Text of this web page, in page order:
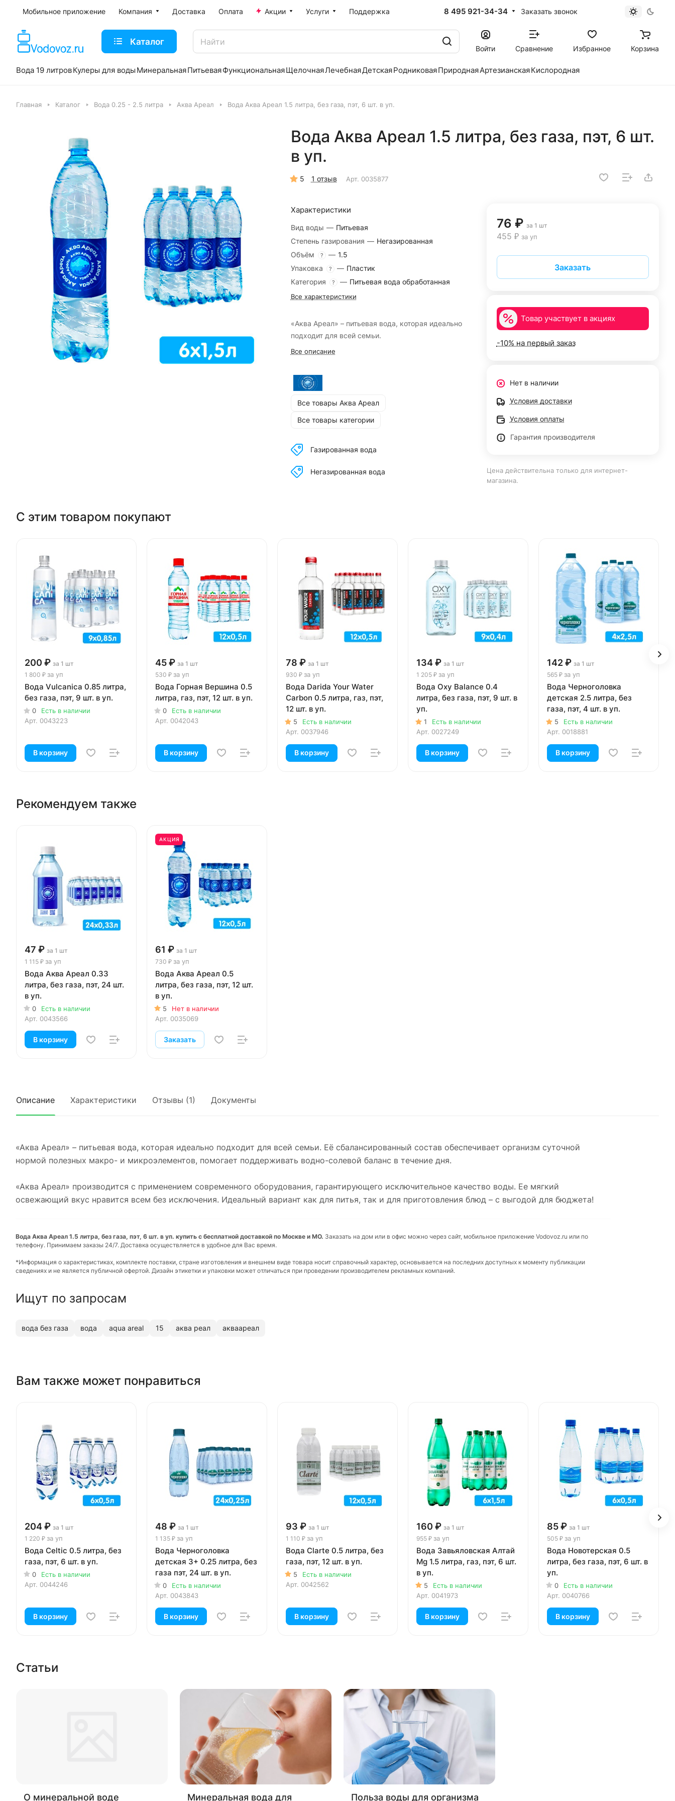
Мобильное приложение Компания Доставка Оплата Акции Услуги Поддержка 8 495 921-34-34 Заказать звонок
Каталог
Войти Сравнение Избранное Корзина
Вода 19 литровКулеры для воды МинеральнаяПитьеваяФункциональнаяЩелочнаяЛечебнаяДетскаяРодниковаяПрироднаяАртезианскаяКислородная
Главная Каталог Вода 0.25 - 2.5 литра Аква Ареал Вода Аква Ареал 1.5 литра, без газа, пэт, 6 шт. в уп.
Вода Аква Ареал 1.5 литра, без газа, пэт, 6 шт.
в уп.
5 1 отзыв Арт. 0035877
Характеристики
Вид воды — Питьевая
Степень газирования — Негазированная
Объём
? — 1.5
Упаковка
? — Пластик
Категория
? — Питьевая вода обработанная
Все характеристики
«Аква Ареал» – питьевая вода, которая идеально
подходит для всей семьи.
Все описание
Все товары Аква Ареал
Все товары категории
Газированная вода
Негазированная вода
76 ₽ за 1 шт
455 ₽ за уп
Заказать
Товар участвует в акциях
-10% на первый заказ
Нет в наличии
Условия доставки
Условия оплаты
Гарантия производителя
Цена действительна только для интернет-
магазина.
С этим товаром покупают
200 ₽ за 1 шт
1 800 ₽ за уп
Вода Vulcanica 0.85 литра,
без газа, пэт, 9 шт. в уп.
0
Есть в наличии
Арт. 0043223
В корзину
45 ₽ за 1 шт
530 ₽ за уп
Вода Горная Вершина 0.5
литра, газ, пэт, 12 шт. в уп.
0
Есть в наличии
Арт. 0042043
В корзину
78 ₽ за 1 шт
930 ₽ за уп
Вода Darida Your Water
Carbon 0.5 литра, газ, пэт,
12 шт. в уп.
5
Есть в наличии
Арт. 0037946
В корзину
134 ₽ за 1 шт
1 205 ₽ за уп
Вода Oxy Balance 0.4
литра, без газа, пэт, 9 шт. в
уп.
1
Есть в наличии
Арт. 0027249
В корзину
142 ₽ за 1 шт
565 ₽ за уп
Вода Черноголовка
детская 2.5 литра, без
газа, пэт, 4 шт. в уп.
5
Есть в наличии
Арт. 0018881
В корзину
Рекомендуем также
47 ₽ за 1 шт
1 115 ₽ за уп
Вода Аква Ареал 0.33
литра, без газа, пэт, 24 шт.
в уп.
0
Есть в наличии
Арт. 0043566
В корзину
АКЦИЯ
61 ₽ за 1 шт
730 ₽ за уп
Вода Аква Ареал 0.5
литра, без газа, пэт, 12 шт.
в уп.
5
Нет в наличии
Арт. 0035069
Заказать
Описание Характеристики Отзывы (1) Документы
«Аква Ареал» – питьевая вода, которая идеально подходит для всей семьи. Её сбалансированный состав обеспечивает организм суточной
нормой полезных макро- и микроэлементов, помогает поддерживать водно-солевой баланс в течение дня.
«Аква Ареал» производится с применением современного оборудования, гарантирующего исключительное качество воды. Ее мягкий
освежающий вкус нравится всем без исключения. Идеальный вариант как для питья, так и для приготовления блюд – с выгодой для бюджета!
Вода Аква Ареал 1.5 литра, без газа, пэт, 6 шт. в уп. купить с бесплатной доставкой по Москве и МО. Заказать на дом или в офис можно через сайт, мобильное приложение Vodovoz.ru или по
телефону. Принимаем заказы 24/7. Доставка осуществляется в удобное для Вас время.
*Информация о характеристиках, комплекте поставки, стране изготовления и внешнем виде товара носит справочный характер, основывается на последних доступных к моменту публикации
сведениях и не является публичной офертой. Дизайн этикетки и упаковки может отличаться при проведении производителем рекламных компаний.
Ищут по запросам
вода без газа вода aqua areal 15 аква реал акваареал
Вам также может понравиться
204 ₽ за 1 шт
1 220 ₽ за уп
Вода Celtic 0.5 литра, без
газа, пэт, 6 шт. в уп.
0
Есть в наличии
Арт. 0044246
В корзину
48 ₽ за 1 шт
1 135 ₽ за уп
Вода Черноголовка
детская 3+ 0.25 литра, без
газа пэт, 24 шт. в уп.
0
Есть в наличии
Арт. 0043843
В корзину
93 ₽ за 1 шт
1 110 ₽ за уп
Вода Clarte 0.5 литра, без
газа, пэт, 12 шт. в уп.
5
Есть в наличии
Арт. 0042562
В корзину
160 ₽ за 1 шт
955 ₽ за уп
Вода Завьяловская Алтай
Mg 1.5 литра, газ, пэт, 6 шт.
в уп.
5
Есть в наличии
Арт. 0041973
В корзину
85 ₽ за 1 шт
505 ₽ за уп
Вода Новотерская 0.5
литра, без газа, пэт, 6 шт. в
уп.
0
Есть в наличии
Арт. 0040766
В корзину
Статьи
О минеральной воде Минеральная вода для Польза воды для организма